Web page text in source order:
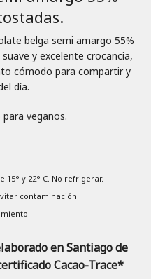
belga semi amargo 55%
y excelente crocancia,
cómodo para compartir y
día.
veganos.
y 22° C. No refrigerar.
contaminación.
en Santiago de
Cacao-Trace*